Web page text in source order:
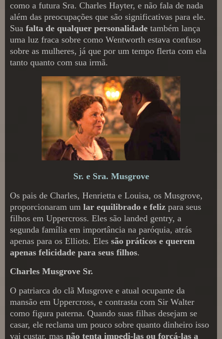
como a futura Sra. Charles Hayter, e não fala de nada
além das preocupações que são significativas para ele.
Sua falta de qualquer personalidade também lança
uma luz fraca sobre como Wentworth estava confuso
sobre as mulheres, já que por um tempo flerta com ela
tanto quanto com sua irmã.
Sr. e Sra. Musgrove
Os pais de Charles, Henrietta e Louisa, os Musgrove,
proporcionaram um lar equilibrado e feliz para seus
filhos em Uppercross. Eles são landed gentry, a
segunda família em importância na paróquia, atrás
apenas para os Elliots. Eles são práticos e querem
apenas felicidade para seus filhos.
Charles Musgrove Sr.
O patriarca do clã Musgrove e atual ocupante da
mansão em Uppercross, e contrasta com Sir Walter
como figura paterna. Quando suas filhas desejam se
casar, ele reclama um pouco sobre quanto dinheiro isso
vai custar, mas não tenta impedi-las ou forçá-las a